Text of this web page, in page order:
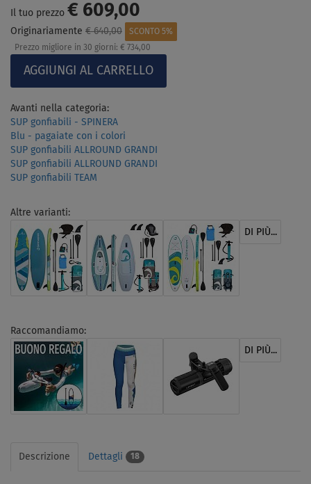
Il tuo prezzo € 609,00
Originariamente € 640,00
SCONTO 5%
Prezzo migliore in 30 giorni: € 734,00
Avanti nella categoria:
SUP gonfiabili - SPINERA
Blu - pagaiate con i colori
SUP gonfiabili ALLROUND GRANDI
SUP gonfiabili ALLROUND GRANDI
SUP gonfiabili TEAM
Altre varianti:
DI PIÙ...
Raccomandiamo:
DI PIÙ...
Descrizione Dettagli 18